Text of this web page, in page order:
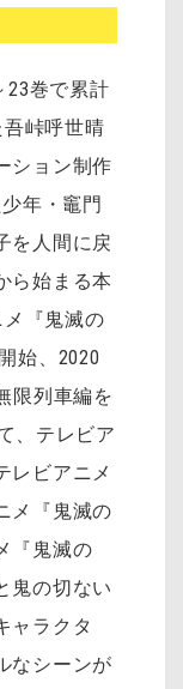
23巻で累計
峠呼世晴
ション制作
年・竈門
を人間に戻
ら始まる本
『鬼滅の
始、2020
限列車編を
、テレビア
レビアニメ
メ『鬼滅の
『鬼滅の
鬼の切ない
ャラクタ
なシーンが